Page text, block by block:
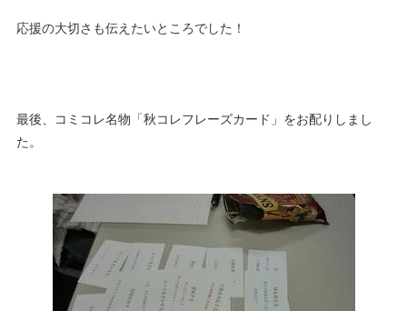
応援の大切さも伝えたいところでした！
最後、コミコレ名物「秋コレフレーズカード」をお配りしまし
た。